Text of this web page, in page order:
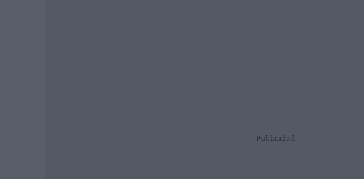
Publicidad